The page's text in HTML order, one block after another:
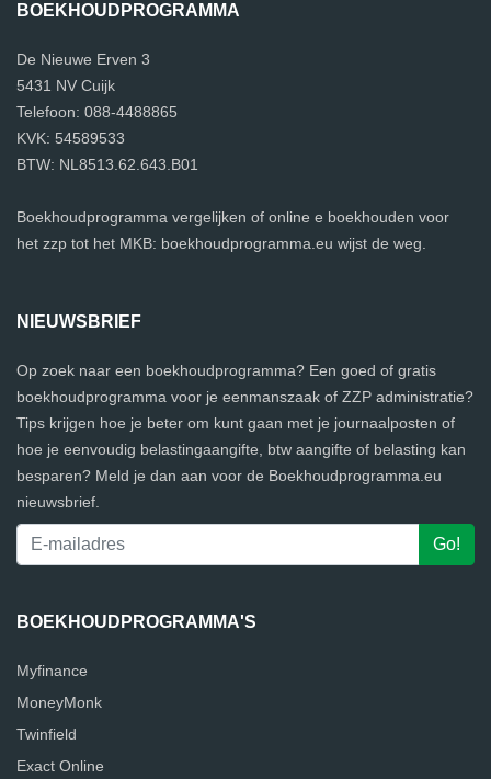
BOEKHOUDPROGRAMMA
De Nieuwe Erven 3
5431 NV Cuijk
Telefoon: 088-4488865
KVK: 54589533
BTW: NL8513.62.643.B01
Boekhoudprogramma vergelijken of online e boekhouden voor
het zzp tot het MKB: boekhoudprogramma.eu wijst de weg.
NIEUWSBRIEF
Op zoek naar een boekhoudprogramma? Een goed of gratis
boekhoudprogramma voor je eenmanszaak of ZZP administratie?
Tips krijgen hoe je beter om kunt gaan met je journaalposten of
hoe je eenvoudig belastingaangifte, btw aangifte of belasting kan
besparen? Meld je dan aan voor de Boekhoudprogramma.eu
nieuwsbrief.
BOEKHOUDPROGRAMMA'S
Myfinance
MoneyMonk
Twinfield
Exact Online